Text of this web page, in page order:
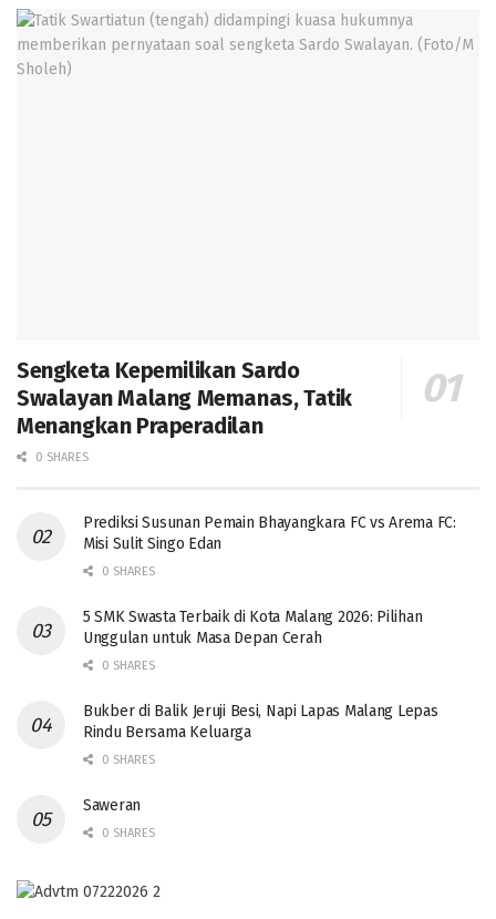
Sengketa Kepemilikan Sardo
Swalayan Malang Memanas, Tatik
Menangkan Praperadilan
0 SHARES
Prediksi Susunan Pemain Bhayangkara FC vs Arema FC:
Misi Sulit Singo Edan
0 SHARES
5 SMK Swasta Terbaik di Kota Malang 2026: Pilihan
Unggulan untuk Masa Depan Cerah
0 SHARES
Bukber di Balik Jeruji Besi, Napi Lapas Malang Lepas
Rindu Bersama Keluarga
0 SHARES
Saweran
0 SHARES